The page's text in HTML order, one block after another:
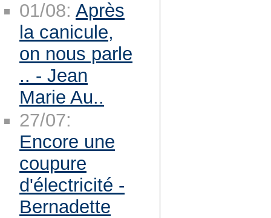
01/08: Après
la canicule,
on nous parle
.. - Jean
Marie Au..
27/07:
Encore une
coupure
d'électricité -
Bernadette